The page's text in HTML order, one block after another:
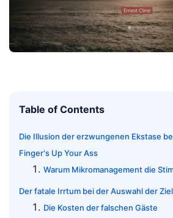
Table of Contents
Die Illusion der erzwungenen Ekstase
Finger's Up Your Ass
Warum Mikromanagement die
Der fatale Irrtum bei der Auswahl der
Die Kosten der falschen Gäste